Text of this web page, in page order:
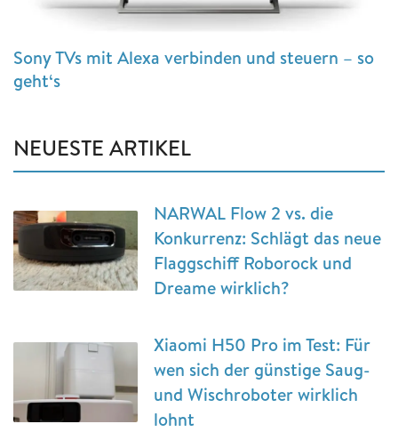
Sony TVs mit Alexa verbinden und steuern – so
geht‘s
NEUESTE ARTIKEL
NARWAL Flow 2 vs. die
Konkurrenz: Schlägt das neue
Flaggschiff Roborock und
Dreame wirklich?
Xiaomi H50 Pro im Test: Für
wen sich der günstige Saug-
und Wischroboter wirklich
lohnt